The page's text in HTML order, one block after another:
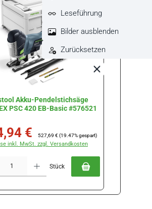
Akku-Pendelstichsäge
PSC 420 EB-Basic #576521
€ 527,69 € (19.47% gespart)
inkl. MwSt. zzgl. Versandkosten
Stück
Leseführung
Bilder ausblenden
Zurücksetzen